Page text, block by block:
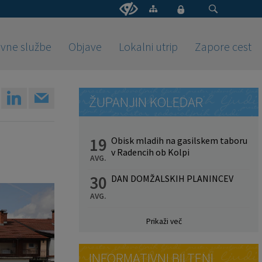
službe Objave Lokalni utrip Zapore cest
ŽUPANJIN KOLEDAR
19
AVG.
Obisk mladih na gasilskem taboru
v Radencih ob Kolpi
30
AVG.
DAN DOMŽALSKIH PLANINCEV
Prikaži več
INFORMATIVNI BILTENI